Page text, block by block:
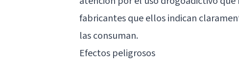
fabricantes que ellos indican
las consuman.
Efectos peligrosos